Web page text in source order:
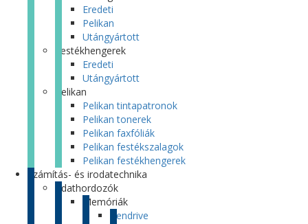
Eredeti
Pelikan
Utángyártott
Festékhengerek
Eredeti
Utángyártott
Pelikan
Pelikan tintapatronok
Pelikan tonerek
Pelikan faxfóliák
Pelikan festékszalagok
Pelikan festékhengerek
Számítás- és irodatechnika
Adathordozók
Memóriák
Pendrive